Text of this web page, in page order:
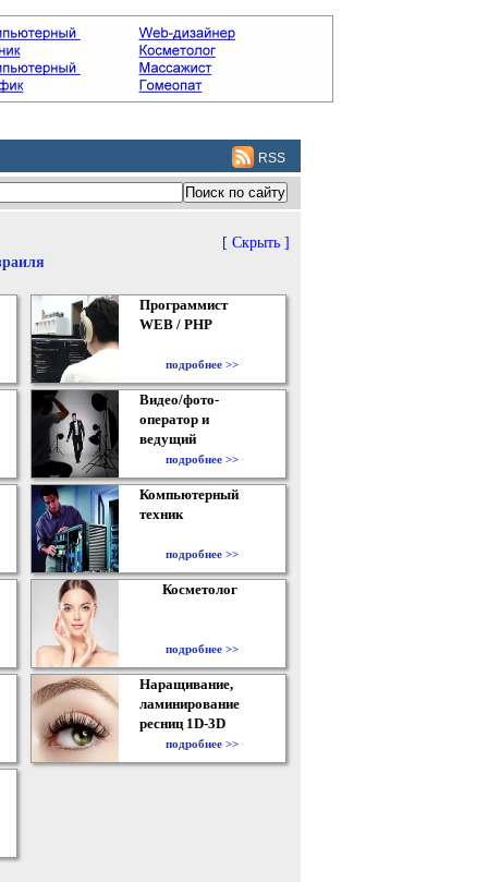
RSS
[ Скрыть ]
Программист
WEB / PHP
подробнее >>
Видео/фото-
оператор и
ведущий
подробнее >>
Компьютерный
техник
подробнее >>
Косметолог
подробнее >>
Наращивание,
ламинирование
ресниц 1D-3D
подробнее >>